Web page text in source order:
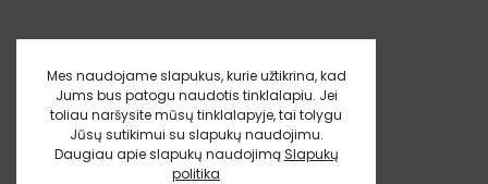
Mes naudojame slapukus, kurie užtikrina, kad
Jums bus patogu naudotis tinklalapiu. Jei
toliau naršysite mūsų tinklalapyje, tai tolygu
Jūsų sutikimui su slapukų naudojimu.
Daugiau apie slapukų naudojimąSlapukų
politika